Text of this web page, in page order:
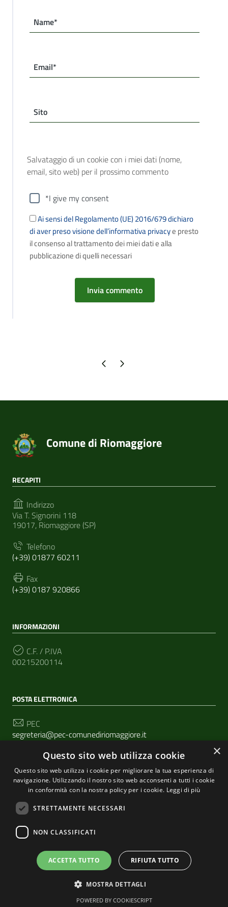
Name*
Email*
Sito
Salvataggio di un cookie con i miei dati (nome,
email, sito web) per il prossimo commento
*I give my consent
Ai sensi del Regolamento (UE) 2016/679 dichiaro
di aver preso visione dell’informativa privacye presto
il consenso al trattamento dei miei dati e alla
pubblicazione di quelli necessari
Pagina precedente
Pagina successiva
Comune di Riomaggiore
RECAPITI
Indirizzo
Via T. Signorini 118
19017, Riomaggiore (SP)
Telefono
(+39) 01877 60211
Fax
(+39) 0187 920866
INFORMAZIONI
C.F. / P.IVA
00215200114
POSTA ELETTRONICA
PEC
segreteria@pec-comunediriomaggiore.it
Email
urp@comune.riomaggiore.sp.it
SEGUICI SU
Sezione Link Utili
| Cookie policy | Realizzato con WordPress
Tema grafico ItaliaWP2 | Basato sul Prototipo per siti
×
Questo sito web utilizza cookie
Questo sito web utilizza i cookie per migliorare la tua esperienza di
navigazione. Utilizzando il nostro sito web acconsenti a tutti i cookie
in conformità con la nostra policy per i cookie. Leggi di più
STRETTAMENTE NECESSARI
NON CLASSIFICATI
ACCETTA TUTTO RIFIUTA TUTTO
MOSTRA DETTAGLI
POWERED BY COOKIESCRIPT